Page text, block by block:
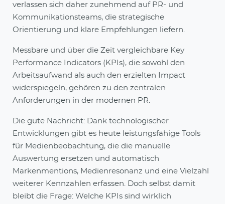
verlassen sich daher zunehmend auf PR- und
Kommunikationsteams, die strategische
Orientierung und klare Empfehlungen liefern.
Messbare und über die Zeit vergleichbare Key
Performance Indicators (KPIs), die sowohl den
Arbeitsaufwand als auch den erzielten Impact
widerspiegeln, gehören zu den zentralen
Anforderungen in der modernen PR.
Die gute Nachricht: Dank technologischer
Entwicklungen gibt es heute leistungsfähige Tools
für Medienbeobachtung, die die manuelle
Auswertung ersetzen und automatisch
Markenmentions, Medienresonanz und eine Vielzahl
weiterer Kennzahlen erfassen. Doch selbst damit
bleibt die Frage: Welche KPIs sind wirklich